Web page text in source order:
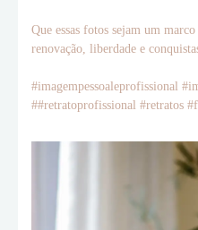
Que essas fotos sejam um
renovação, liberdade e
#imagempessoaleprofissional
##retratoprofissional #retratos